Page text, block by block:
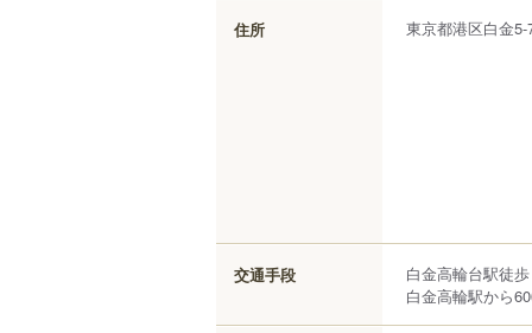
住所 東京都港区白金5-
交通手段
白金高輪台駅徒
白金高輪駅から